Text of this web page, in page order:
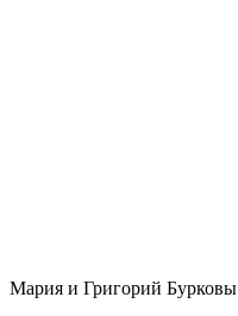
Мария и Григорий Бурковы